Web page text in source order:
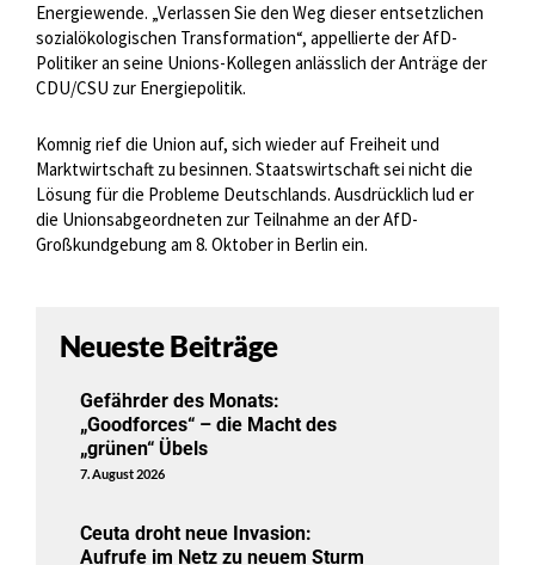
Energiewende. „Verlassen Sie den Weg dieser entsetzlichen
sozialökologischen Transformation“, appellierte der AfD-
Politiker an seine Unions-Kollegen anlässlich der Anträge der
CDU/CSU zur Energiepolitik.
Komnig rief die Union auf, sich wieder auf Freiheit und
Marktwirtschaft zu besinnen. Staatswirtschaft sei nicht die
Lösung für die Probleme Deutschlands. Ausdrücklich lud er
die Unionsabgeordneten zur Teilnahme an der AfD-
Großkundgebung am 8. Oktober in Berlin ein.
Neueste Beiträge
Gefährder des Monats:
„Goodforces“ – die Macht des
„grünen“ Übels
7. August 2026
Ceuta droht neue Invasion:
Aufrufe im Netz zu neuem Sturm